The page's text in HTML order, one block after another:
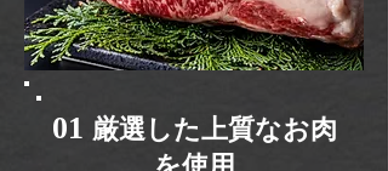
01​ 厳選した上質なお肉